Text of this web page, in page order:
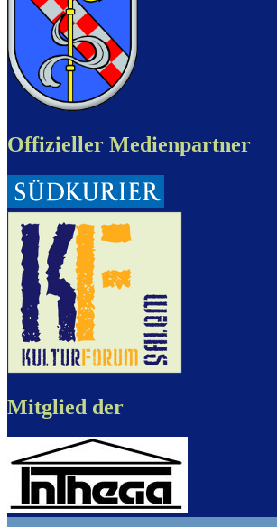
Offizieller Medienpartner
Mitglied der